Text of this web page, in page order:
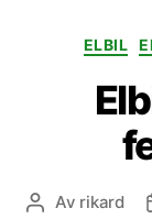
ELBIL
Av rikard